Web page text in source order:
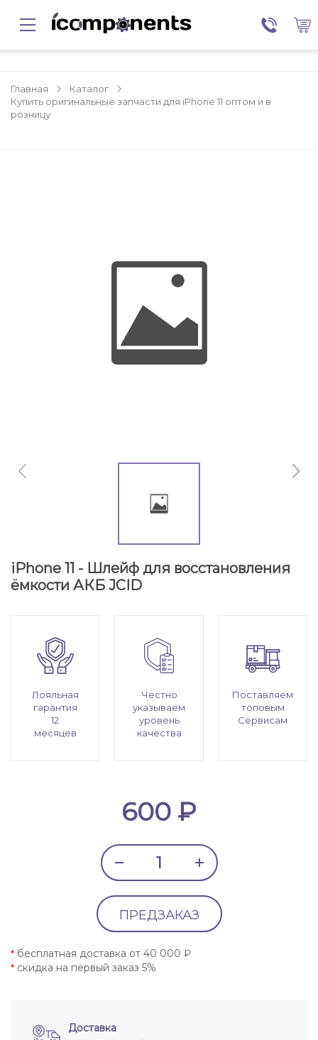
Главная
Каталог
Купить оригинальные запчасти для iPhone 11 оптом и в
розницу
iPhone 11 - Шлейф для восстановления
ёмкости АКБ JCID
Лояльная
гарантия
12
месяцев
Честно
указываем
уровень
качества
Поставляем
топовым
Сервисам
600 ₽
ПРЕДЗАКАЗ
* бесплатная доставка от 40 000 ₽
* скидка на первый заказ 5%
Доставка